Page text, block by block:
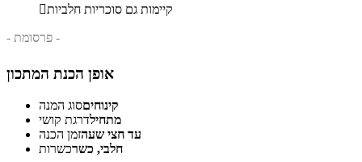
קיימות גם סוכריות חלביות
- פרסומת -
אופן הכנת המתכון
קינוחיםסוג המנה
מתחילדרגת קושי
עד חצי שעהזמן הכנה
חלבי, כשרכשרות